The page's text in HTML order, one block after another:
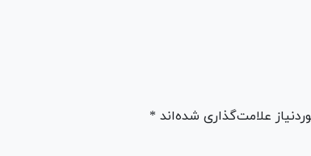
علامت‌گذاری شده‌اند *